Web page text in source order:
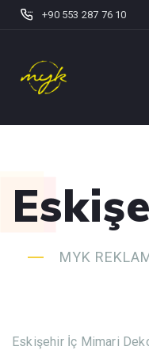
+90 553 287 76 10
MYK
Eskişehir İç Mimari